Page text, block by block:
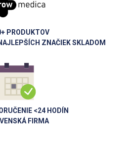
PRODUKTOV
ZNAČIEK SKLADOM
<24 HODÍN
FIRMA